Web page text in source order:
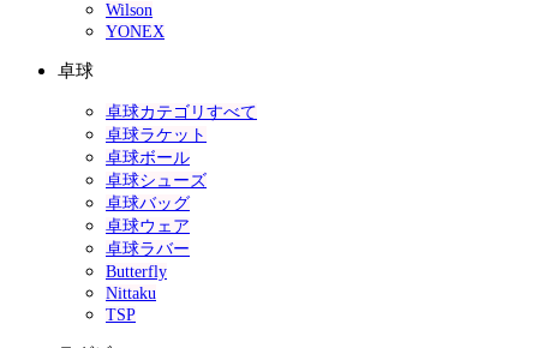
Wilson
YONEX
卓球
卓球カテゴリすべて
卓球ラケット
卓球ボール
卓球シューズ
卓球バッグ
卓球ウェア
卓球ラバー
Butterfly
Nittaku
TSP